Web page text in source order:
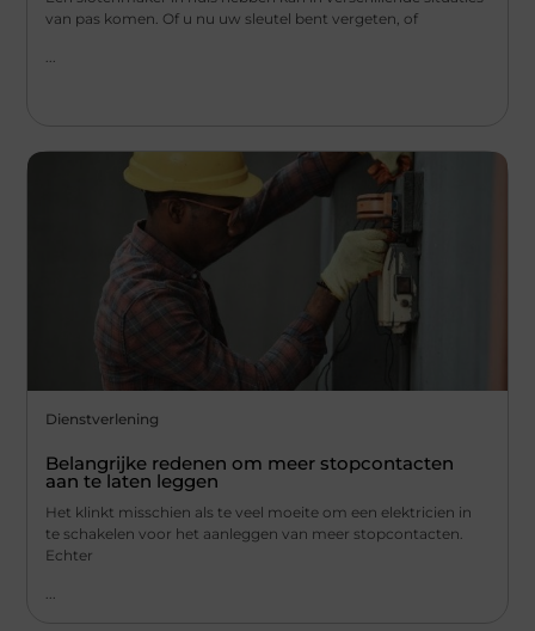
van pas komen. Of u nu uw sleutel bent vergeten, of
Dienstverlening
Belangrijke redenen om meer stopcontacten
aan te laten leggen
Het klinkt misschien als te veel moeite om een elektricien in
te schakelen voor het aanleggen van meer stopcontacten.
Echter
...